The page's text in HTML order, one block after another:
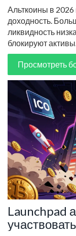
Альткоины в 2026
доходность.
ликвидность
блокируют
Просмотреть
Launchpad